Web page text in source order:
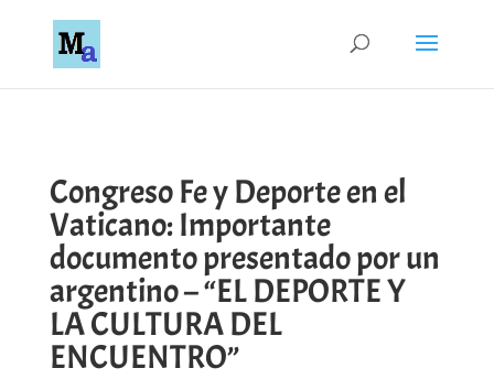
Congreso Fe y Deporte en el
Vaticano: Importante
documento presentado por un
argentino – “EL DEPORTE Y
LA CULTURA DEL
ENCUENTRO”